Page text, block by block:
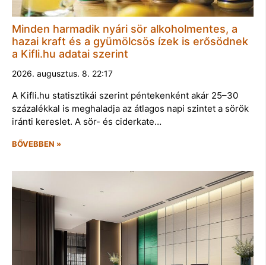
Minden harmadik nyári sör alkoholmentes, a
hazai kraft és a gyümölcsös ízek is erősödnek
a Kifli.hu adatai szerint
2026. augusztus. 8. 22:17
A Kifli.hu statisztikái szerint péntekenként akár 25–30
százalékkal is meghaladja az átlagos napi szintet a sörök
iránti kereslet. A sör- és ciderkate…
BŐVEBBEN »